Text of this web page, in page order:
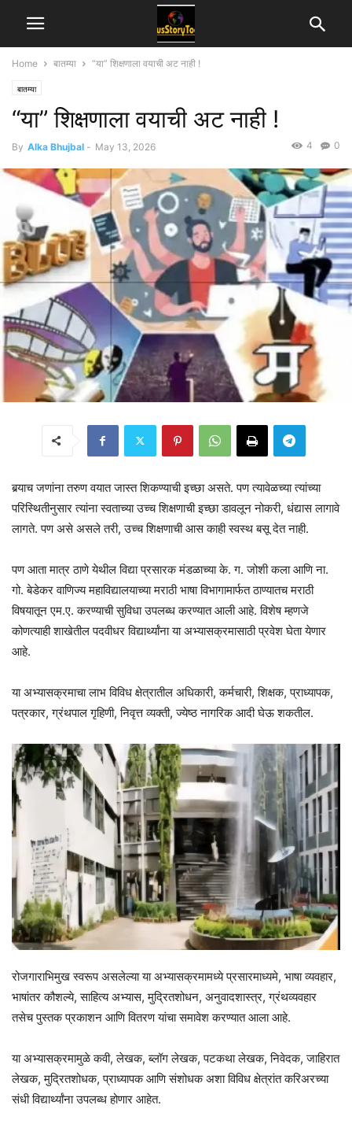
Home बातम्या “या” शिक्षणाला वयाची अट नाही !
बातम्या
“या” शिक्षणाला वयाची अट नाही !
By Alka Bhujbal - May 13, 2026 0
4
बर्‍याच जणांना तरुण वयात जास्त शिकण्याची इच्छा असते. पण त्यावेळच्या त्यांच्या
परिस्थितीनुसार त्यांना स्वताच्या उच्च शिक्षणाची इच्छा डावलून नोकरी, धंद्यास लागावे
लागते. पण असे असले तरी, उच्च शिक्षणाची आस काही स्वस्थ बसू देत नाही.
पण आता मात्र ठाणे येथील विद्या प्रसारक मंडळाच्या के. ग. जोशी कला आणि ना.
गो. बेडेकर वाणिज्य महाविद्यालयाच्या मराठी भाषा विभागामार्फत ठाण्यातच मराठी
विषयातून एम.ए. करण्याची सुविधा उपलब्ध करण्यात आली आहे. विशेष म्हणजे
कोणत्याही शाखेतील पदवीधर विद्यार्थ्यांना या अभ्यासक्रमासाठी प्रवेश घेता येणार
आहे.
या अभ्यासक्रमाचा लाभ विविध क्षेत्रातील अधिकारी, कर्मचारी, शिक्षक, प्राध्यापक,
पत्रकार, ग्रंथपाल गृहिणी, निवृत्त व्यक्ती, ज्येष्ठ नागरिक आदी घेऊ शकतील.
रोजगाराभिमुख स्वरूप असलेल्या या अभ्यासक्रमामध्ये प्रसारमाध्यमे, भाषा व्यवहार,
भाषांतर कौशल्ये, साहित्य अभ्यास, मुद्रितशोधन, अनुवादशास्त्र, ग्रंथव्यवहार
तसेच पुस्तक प्रकाशन आणि वितरण यांचा समावेश करण्यात आला आहे.
या अभ्यासक्रमामुळे कवी, लेखक, ब्लॉग लेखक, पटकथा लेखक, निवेदक, जाहिरात
लेखक, मुद्रितशोधक, प्राध्यापक आणि संशोधक अशा विविध क्षेत्रांत करिअरच्या
संधी विद्यार्थ्यांना उपलब्ध होणार आहेत.